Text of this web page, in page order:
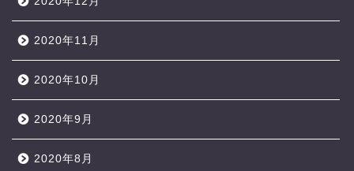
2020年11月
2020年10月
2020年9月
2020年8月